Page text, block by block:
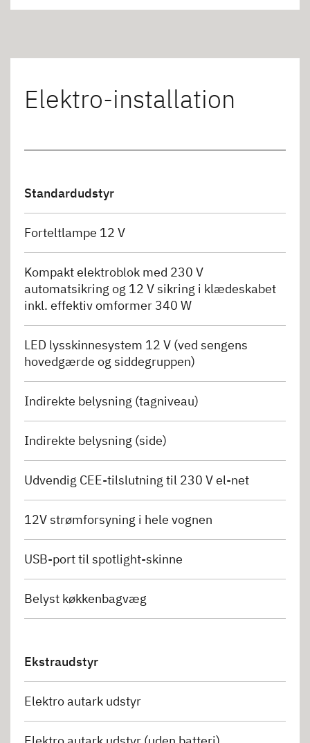
Elektro-installation
Standardudstyr
Forteltlampe 12 V
Kompakt elektroblok med 230 V
automatsikring og 12 V sikring i klædeskabet
inkl. effektiv omformer 340 W
LED lysskinnesystem 12 V (ved sengens
hovedgærde og siddegruppen)
Indirekte belysning (tagniveau)
Indirekte belysning (side)
Udvendig CEE-tilslutning til 230 V el-net
12V strømforsyning i hele vognen
USB-port til spotlight-skinne
Belyst køkkenbagvæg
Ekstraudstyr
Elektro autark udstyr